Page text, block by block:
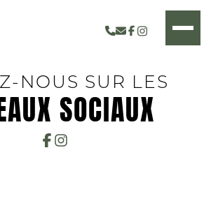
NOUS SUR LES
SOCIAUX